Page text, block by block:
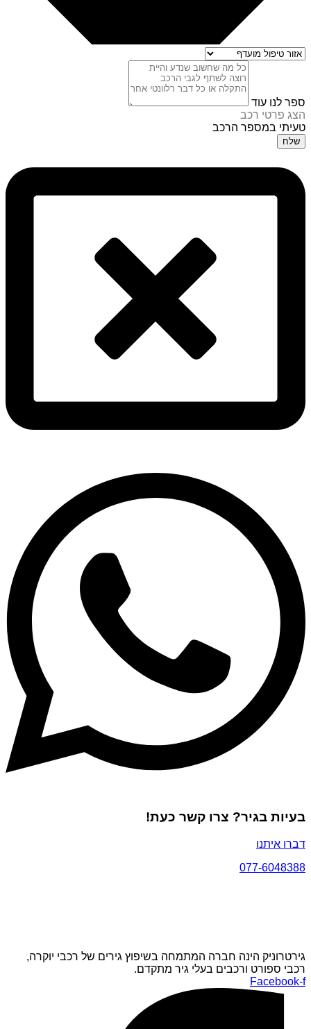
ספר לנו עוד
הצג פרטי רכב
טעיתי במספר הרכב
שלח
בעיות בגיר? צרו קשר כעת!
דברו איתנו
077-6048388
גירטרוניק הינה חברה המתמחה בשיפוץ גירים של רכבי יוקרה,
רכבי ספורט ורכבים בעלי גיר מתקדם.
Facebook-f